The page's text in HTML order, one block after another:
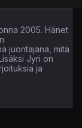
2005. Hänet
juontajana, mitä
Jyri on
ja